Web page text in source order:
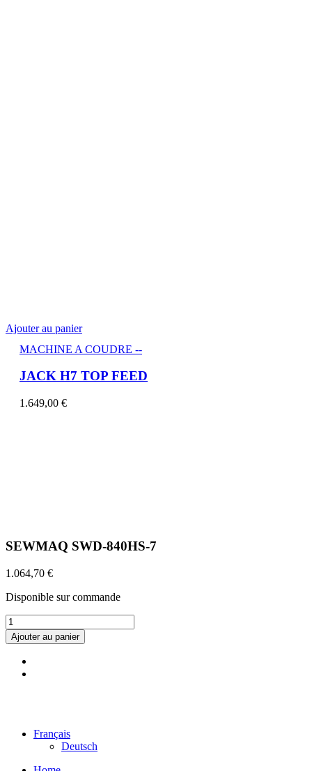
Ajouter au panier
MACHINE A COUDRE --
JACK H7 TOP FEED
1.649,00 €
SEWMAQ SWD-840HS-7
1.064,70 €
Disponible sur commande
quantité
de
SEWMAQ
SWD-
840HS-
Ajouter au panier
Français
Deutsch